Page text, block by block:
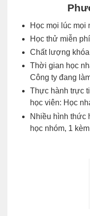
Học mọi lúc mọi
Học thử miễn
Chất lượng
Thời gian học
Công ty đang
Thực hành trực
học viên: Học
Nhiều hình thức
học nhóm, 1